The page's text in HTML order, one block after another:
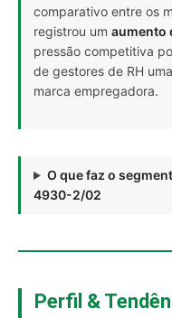
comparativo entre os
registrou um aumento
pressão competitiva
de gestores de RH
marca empregadora.
O que faz o
4930-2/02
Perfil &